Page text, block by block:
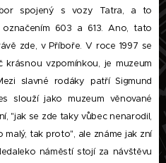
spojený s vozy Tatra, a to
603 a 613. Ano, tato
zde, v Příboře. V roce 1997 se
vzpomínkou, je muzeum
slavné rodáky patří Sigmund
slouží jako muzeum věnované
"jak se zde taky vůbec nenarodil,
tak proto", ale známe jak zní
náměstí stojí za návštěvu